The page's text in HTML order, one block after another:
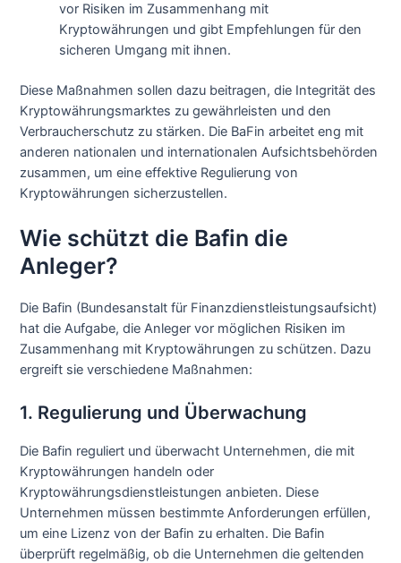
vor Risiken im Zusammenhang mit
Kryptowährungen und gibt Empfehlungen für den
sicheren Umgang mit ihnen.
Diese Maßnahmen sollen dazu beitragen, die Integrität des
Kryptowährungsmarktes zu gewährleisten und den
Verbraucherschutz zu stärken. Die BaFin arbeitet eng mit
anderen nationalen und internationalen Aufsichtsbehörden
zusammen, um eine effektive Regulierung von
Kryptowährungen sicherzustellen.
Wie schützt die Bafin die
Anleger?
Die Bafin (Bundesanstalt für Finanzdienstleistungsaufsicht)
hat die Aufgabe, die Anleger vor möglichen Risiken im
Zusammenhang mit Kryptowährungen zu schützen. Dazu
ergreift sie verschiedene Maßnahmen:
1. Regulierung und Überwachung
Die Bafin reguliert und überwacht Unternehmen, die mit
Kryptowährungen handeln oder
Kryptowährungsdienstleistungen anbieten. Diese
Unternehmen müssen bestimmte Anforderungen erfüllen,
um eine Lizenz von der Bafin zu erhalten. Die Bafin
überprüft regelmäßig, ob die Unternehmen die geltenden